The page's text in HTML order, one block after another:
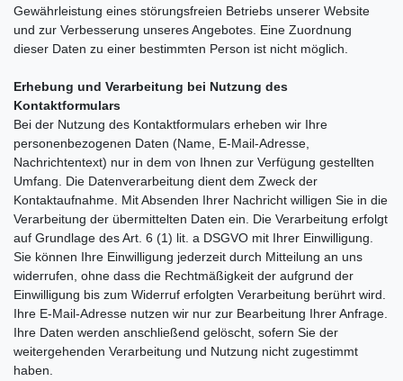
Gewährleistung eines störungsfreien Betriebs unserer Website
und zur Verbesserung unseres Angebotes. Eine Zuordnung
dieser Daten zu einer bestimmten Person ist nicht möglich.
Erhebung und Verarbeitung bei Nutzung des
Kontaktformulars
Bei der Nutzung des Kontaktformulars erheben wir Ihre
personenbezogenen Daten (Name, E-Mail-Adresse,
Nachrichtentext) nur in dem von Ihnen zur Verfügung gestellten
Umfang. Die Datenverarbeitung dient dem Zweck der
Kontaktaufnahme. Mit Absenden Ihrer Nachricht willigen Sie in die
Verarbeitung der übermittelten Daten ein. Die Verarbeitung erfolgt
auf Grundlage des Art. 6 (1) lit. a DSGVO mit Ihrer Einwilligung.
Sie können Ihre Einwilligung jederzeit durch Mitteilung an uns
widerrufen, ohne dass die Rechtmäßigkeit der aufgrund der
Einwilligung bis zum Widerruf erfolgten Verarbeitung berührt wird.
Ihre E-Mail-Adresse nutzen wir nur zur Bearbeitung Ihrer Anfrage.
Ihre Daten werden anschließend gelöscht, sofern Sie der
weitergehenden Verarbeitung und Nutzung nicht zugestimmt
haben.